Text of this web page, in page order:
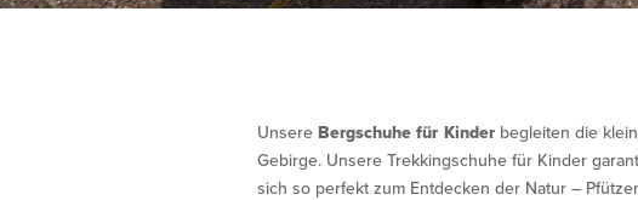
UnsereBergschuhe für Kinder begleiten die
Gebirge. Unsere Trekkingschuhe für Kinder
sich so perfekt zum Entdecken der Natur –